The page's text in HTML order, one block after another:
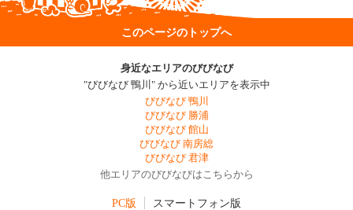
このページのトップへ
身近なエリアのびびなび
"びびなび 鴨川" から近いエリアを表示中
びびなび 鴨川
びびなび 勝浦
びびなび 館山
びびなび 南房総
びびなび 君津
他エリアのびびなびはこちらから
PC版 スマートフォン版